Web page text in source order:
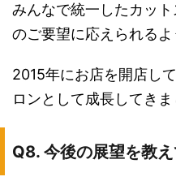
みんなで統一したカッ
のご要望に応えられるよ
2015年にお店を開店し
ロンとして成長してきま
Q8. 今後の展望を教え